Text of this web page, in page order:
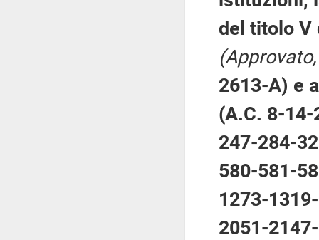
del titolo V
2613-A) e
(A.C. 8-
247-284-
580-581-
1273-
2051-